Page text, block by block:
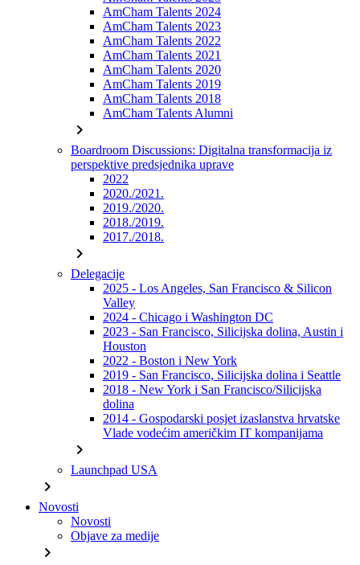
AmCham Talents 2024
AmCham Talents 2023
AmCham Talents 2022
AmCham Talents 2021
AmCham Talents 2020
AmCham Talents 2019
AmCham Talents 2018
AmCham Talents Alumni
chevron_right
Boardroom Discussions: Digitalna transformacija iz
perspektive predsjednika uprave
2022
2020./2021.
2019./2020.
2018./2019.
2017./2018.
chevron_right
Delegacije
2025 - Los Angeles, San Francisco & Silicon
Valley
2024 - Chicago i Washington DC
2023 - San Francisco, Silicijska dolina, Austin i
Houston
2022 - Boston i New York
2019 - San Francisco, Silicijska dolina i Seattle
2018 - New York i San Francisco/Silicijska
dolina
2014 - Gospodarski posjet izaslanstva hrvatske
Vlade vodećim američkim IT kompanijama
chevron_right
Launchpad USA
chevron_right
Novosti
Novosti
Objave za medije
chevron_right